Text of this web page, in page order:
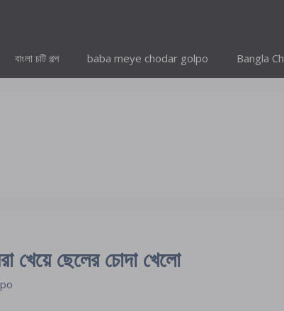
বাংলা চটি গল্প baba meye chodar golpo Bangla
খেয়ে ছেলের চোদা খেলো